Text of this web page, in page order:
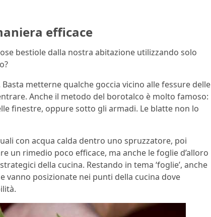
efficace
bestiole dalla nostra abitazione utilizzando solo
Basta metterne qualche goccia vicino alle fessure delle
Anche il metodo del borotalco è molto famoso:
finestre, oppure sotto gli armadi. Le blatte non lo
con acqua calda dentro uno spruzzatore, poi
un rimedio poco efficace, ma anche le foglie d’alloro
della cucina. Restando in tema ‘foglie’, anche
vanno posizionate nei punti della cucina dove